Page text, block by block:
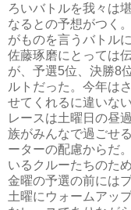
ろいバトルを我々は
なるとの予想がつく
がものを言うバトル
佐藤琢磨にとっては
が、予選5位、決勝8
ルトだった。今年は
せてくれるに違いない
レースは土曜日の昼
族がみんなで過ごせ
ーターの配慮からだ
いるクルーたちのた
金曜の予選の前には
土曜にウォームアッ